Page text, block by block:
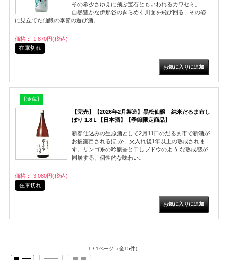
その希少さゆえに飛ぶ宝石ともいわれるカワセミ。
自然豊かな伊那谷のきらめく川面を飛び回る、その姿
に見立てた仙醸の季節の遊び酒。
価格： 1,870円(税込)
在庫切れ
【冷蔵】
【完売】【2026年2月製造】黒松仙醸 純米だるま市し
ぼり 1.8Ｌ【日本酒】【季節限定商品】
新春仕込みの生原酒として2月11日のだるま市で新酒が
お披露目されるほ か、火入れ後1年以上の熟成されま
す。リンゴ系の吟醸香と干しブドウのよう な熟成感が
同居する、個性的な味わい。
価格： 3,080円(税込)
在庫切れ
1 / 1ページ （全15件）